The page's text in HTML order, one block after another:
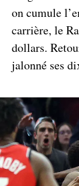
on cumule
carrière, le
dollars.
jalonné ses